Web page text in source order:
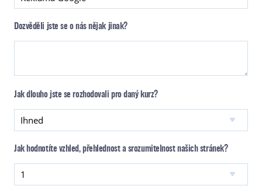
Dozvěděli jste se o nás nějak jinak?
Jak dlouho jste se rozhodovali pro daný kurz?
Jak hodnotíte vzhled, přehlednost a srozumitelnost našich stránek?